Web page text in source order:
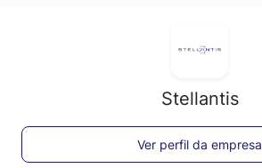
Stellantis
Ver perfil da empresa